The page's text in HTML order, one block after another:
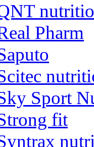
Pharm
Sport
fit